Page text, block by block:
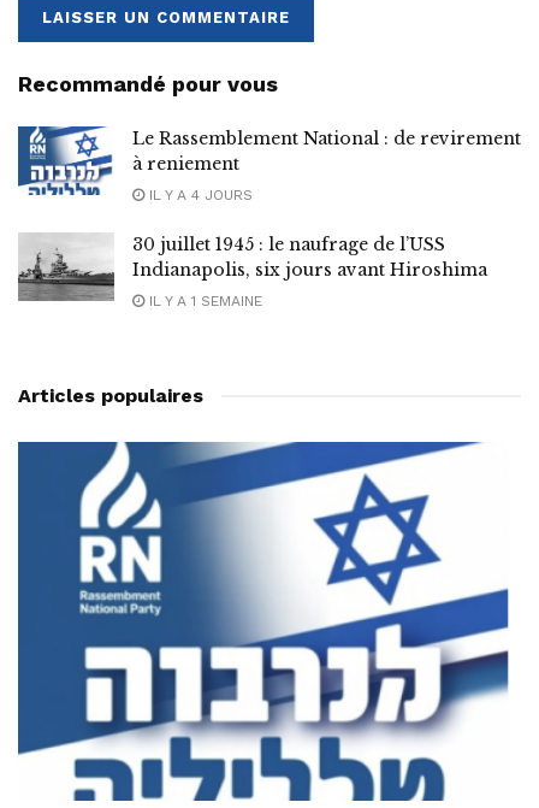
Recommandé pour vous
Le Rassemblement National : de revirement
à reniement
IL Y A 4 JOURS
30 juillet 1945 : le naufrage de l’USS
Indianapolis, six jours avant Hiroshima
IL Y A 1 SEMAINE
Articles populaires